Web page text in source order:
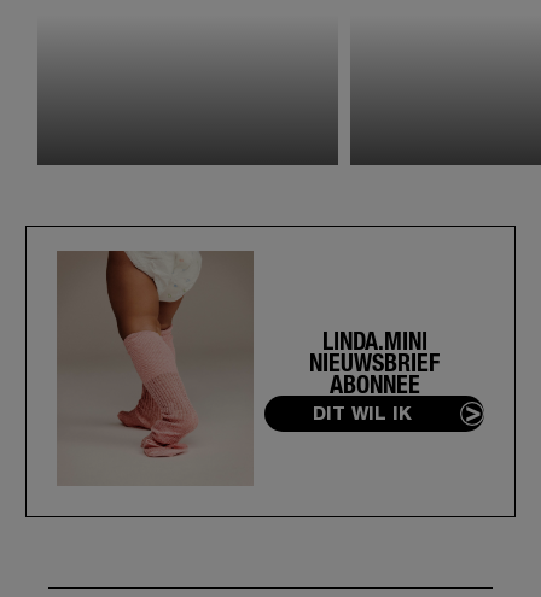
LINDA.MINI
NIEUWSBRIEF
ABONNEE
DIT WIL IK